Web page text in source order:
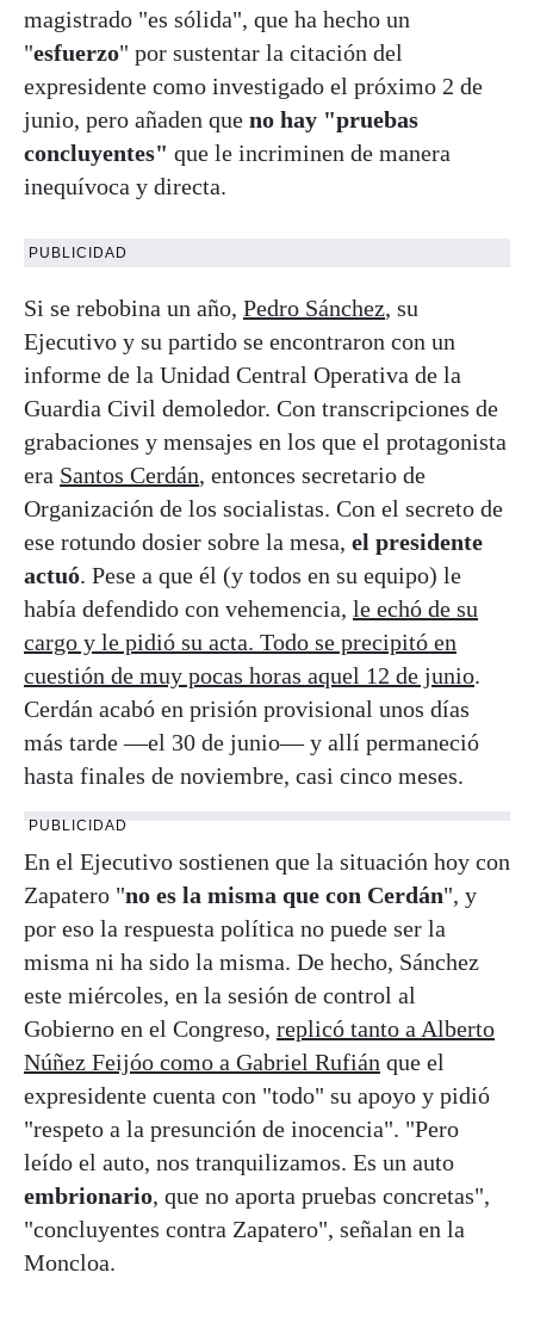
magistrado "es sólida", que ha hecho un
"esfuerzo" por sustentar la citación del
expresidente como investigado el próximo 2 de
junio, pero añaden que no hay "pruebas
concluyentes" que le incriminen de manera
inequívoca y directa.
PUBLICIDAD
Si se rebobina un año, Pedro Sánchez, su
Ejecutivo y su partido se encontraron con un
informe de la Unidad Central Operativa de la
Guardia Civil demoledor. Con transcripciones de
grabaciones y mensajes en los que el protagonista
era Santos Cerdán, entonces secretario de
Organización de los socialistas. Con el secreto de
ese rotundo dosier sobre la mesa, el presidente
actuó. Pese a que él (y todos en su equipo) le
había defendido con vehemencia, le echó de su
cargo y le pidió su acta. Todo se precipitó en
cuestión de muy pocas horas aquel 12 de junio.
Cerdán acabó en prisión provisional unos días
más tarde —el 30 de junio— y allí permaneció
hasta finales de noviembre, casi cinco meses.
PUBLICIDAD
En el Ejecutivo sostienen que la situación hoy con
Zapatero "no es la misma que con Cerdán", y
por eso la respuesta política no puede ser la
misma ni ha sido la misma. De hecho, Sánchez
este miércoles, en la sesión de control al
Gobierno en el Congreso, replicó tanto a Alberto
Núñez Feijóo como a Gabriel Rufián que el
expresidente cuenta con "todo" su apoyo y pidió
"respeto a la presunción de inocencia". "Pero
leído el auto, nos tranquilizamos. Es un auto
embrionario, que no aporta pruebas concretas",
"concluyentes contra Zapatero", señalan en la
Moncloa.